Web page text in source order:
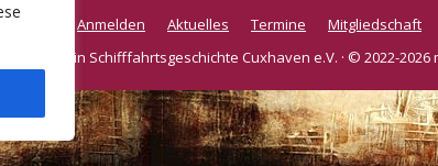
Anmelden Aktuelles Termine Mitgliedschaft
Förderverein Schifffahrtsgeschichte Cuxhaven e.V. · © 2022-